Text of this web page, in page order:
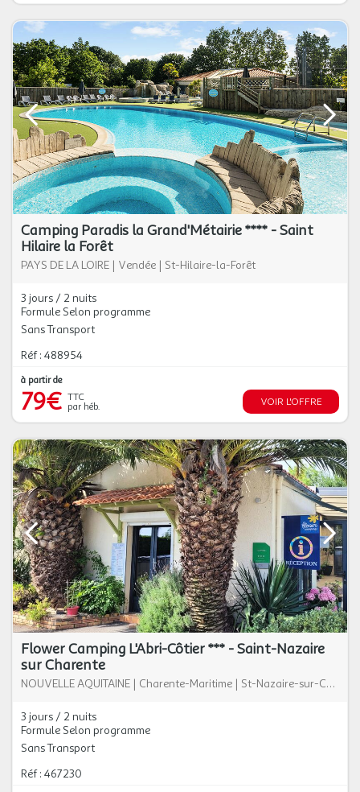
Camping Paradis la Grand'Métairie **** - Saint
Hilaire la Forêt
PAYS DE LA LOIRE | Vendée | St-Hilaire-la-Forêt
3 jours / 2 nuits
Formule Selon programme
Sans Transport
Réf : 488954
à partir de
79€ TTC
par héb.
VOIR L'OFFRE
Flower Camping L'Abri-Côtier *** - Saint-Nazaire
sur Charente
NOUVELLE AQUITAINE | Charente-Maritime | St-Nazaire-sur-Charente
3 jours / 2 nuits
Formule Selon programme
Sans Transport
Réf : 467230